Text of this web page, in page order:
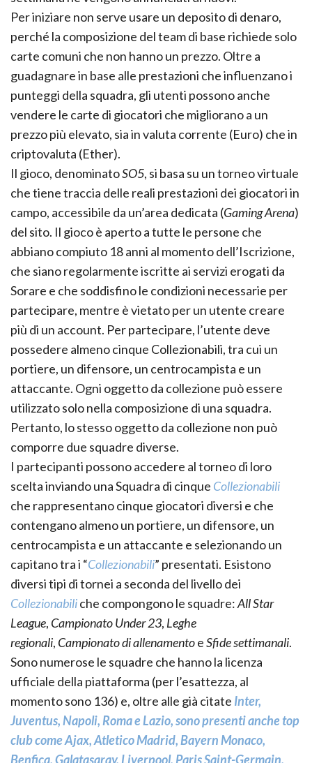
Per iniziare non serve usare un deposito di denaro,
perché la composizione del team di base richiede solo
carte comuni che non hanno un prezzo. Oltre a
guadagnare in base alle prestazioni che influenzano i
punteggi della squadra, gli utenti possono anche
vendere le carte di giocatori che migliorano a un
prezzo più elevato, sia in valuta corrente (Euro) che in
criptovaluta (Ether).
Il gioco, denominatoSO5, si basa su un torneo virtuale
che tiene traccia delle reali prestazioni dei giocatori in
campo, accessibile da un’area dedicata (Gaming Arena)
del sito. Il gioco è aperto a tutte le persone che
abbiano compiuto 18 anni al momento dell’Iscrizione,
che siano regolarmente iscritte ai servizi erogati da
Sorare e che soddisfino le condizioni necessarie per
partecipare, mentre è vietato per un utente creare
più di un account. Per partecipare, l’utente deve
possedere almeno cinque Collezionabili, tra cui un
portiere, un difensore, un centrocampista e un
attaccante. Ogni oggetto da collezione può essere
utilizzato solo nella composizione di una squadra.
Pertanto, lo stesso oggetto da collezione non può
comporre due squadre diverse.
I partecipanti possono accedere al torneo di loro
scelta inviando una Squadra di cinque Collezionabili
che rappresentano cinque giocatori diversi e che
contengano almeno un portiere, un difensore, un
centrocampista e un attaccante e selezionando un
capitano tra i “Collezionabili” presentati. Esistono
diversi tipi di tornei a seconda del livello dei
Collezionabiliche compongono le squadre:All Star
League, Campionato Under 23, Leghe
regionali, Campionato di allenamentoeSfide settimanali.
Sono numerose le squadre che hanno la licenza
ufficiale della piattaforma (per l’esattezza, al
momento sono 136) e, oltre alle già citate Inter,
Juventus, Napoli, Roma e Lazio, sono presenti anche top
club come Ajax, Atletico Madrid, Bayern Monaco,
Benfica, Galatasaray, Liverpool, Paris Saint-Germain,